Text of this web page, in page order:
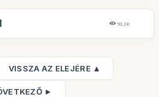
50,2K
VISSZA AZ ELEJÉRE ▲
►